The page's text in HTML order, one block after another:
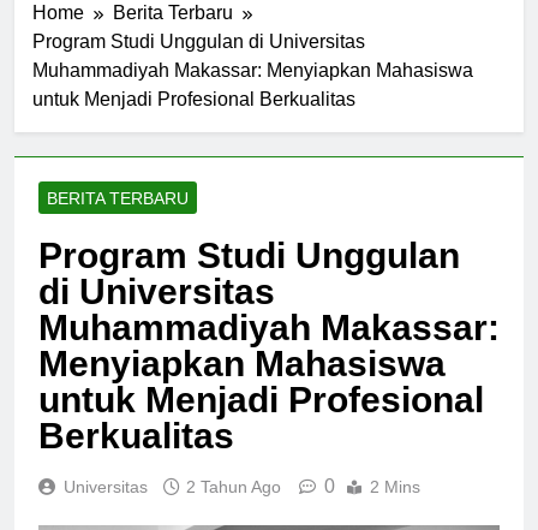
Home
Berita Terbaru
Program Studi Unggulan di Universitas
Muhammadiyah Makassar: Menyiapkan Mahasiswa
untuk Menjadi Profesional Berkualitas
BERITA TERBARU
Program Studi Unggulan
di Universitas
Muhammadiyah Makassar:
Menyiapkan Mahasiswa
untuk Menjadi Profesional
Berkualitas
Universitas 2 Tahun Ago 0 2 Mins